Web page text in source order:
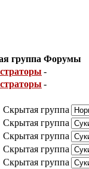
группа Форумы
-
-
Скрытая группа
Скрытая группа
Скрытая группа
Скрытая группа
Скрытая группа